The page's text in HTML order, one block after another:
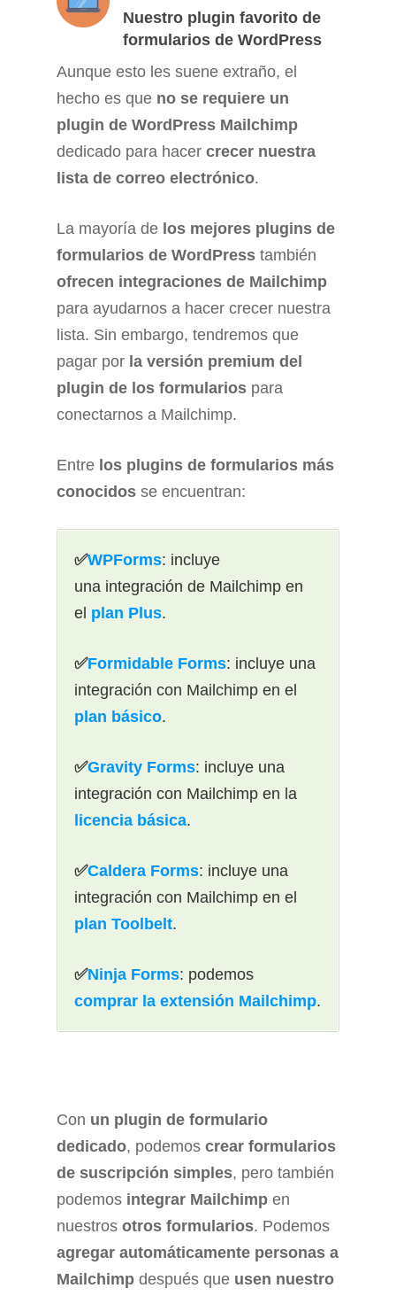
Nuestro plugin favorito de
formularios de WordPress
Aunque esto les suene extraño, el
hecho es que no se requiere un
plugin de WordPress Mailchimp
dedicado para hacer crecer nuestra
lista de correo electrónico.
La mayoría de los mejores plugins de
formularios de WordPress también
ofrecen integraciones de Mailchimp
para ayudarnos a hacer crecer nuestra
lista. Sin embargo, tendremos que
pagar por la versión premium del
plugin de los formularios para
conectarnos a Mailchimp.
Entre los plugins de formularios más
conocidos se encuentran:
✅WPForms: incluye
una integración de Mailchimp en
el plan Plus.
✅Formidable Forms: incluye una
integración con Mailchimp en el
plan básico.
✅Gravity Forms: incluye una
integración con Mailchimp en la
licencia básica.
✅Caldera Forms: incluye una
integración con Mailchimp en el
plan Toolbelt.
✅Ninja Forms: podemos
comprar la extensión Mailchimp.
Con un plugin de formulario
dedicado, podemos crear formularios
de suscripción simples, pero también
podemos integrar Mailchimp en
nuestros otros formularios. Podemos
agregar automáticamente personas a
Mailchimp después que usen nuestro